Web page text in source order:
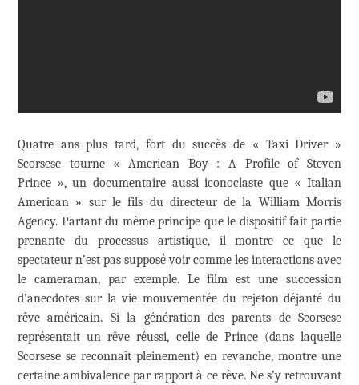
Quatre ans plus tard, fort du succès de « Taxi Driver »
Scorsese tourne « American Boy : A Profile of Steven
Prince », un documentaire aussi iconoclaste que « Italian
American » sur le fils du directeur de la William Morris
Agency. Partant du même principe que le dispositif fait partie
prenante du processus artistique, il montre ce que le
spectateur n’est pas supposé voir comme les interactions avec
le cameraman, par exemple. Le film est une succession
d’anecdotes sur la vie mouvementée du rejeton déjanté du
rêve américain. Si la génération des parents de Scorsese
représentait un rêve réussi, celle de Prince (dans laquelle
Scorsese se reconnaît pleinement) en revanche, montre une
certaine ambivalence par rapport à ce rêve. Ne s’y retrouvant